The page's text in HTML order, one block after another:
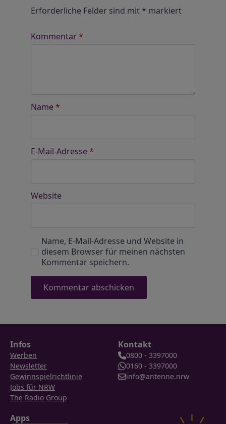
Erforderliche Felder sind mit* markiert
Kommentar*
Name *
E-Mail-Adresse *
Website
Name, E-Mail-Adresse und Website in
diesem Browser für meinen nächsten
Kommentar speichern.
Infos
Werben
Newsletter
Gewinnspielrichtlinie
Jobs für NRW
The Radio Group
Kontakt
0800 - 3397000
0160 - 3397000
info@antenne.nrw
Apps